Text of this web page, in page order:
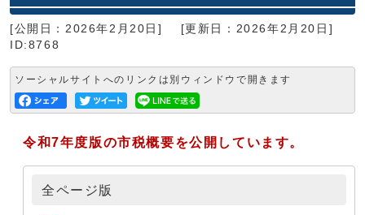
[公開日：2026年2月20日]
[更新日：2026年2月20日]
ID:8768
ソーシャルサイトへのリンクは別ウィンドウで開きます
令和7年度版の市税概要を公開しています。
全ページ版